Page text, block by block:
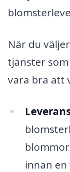
När du
tjänster
vara bra att
innan en